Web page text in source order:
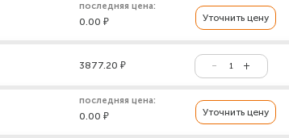
последняя цена:
0.00 ₽ Уточнить цену
3877.20 ₽
последняя цена:
0.00 ₽ Уточнить цену